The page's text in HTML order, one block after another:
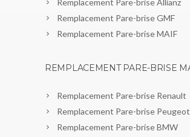
Remplacement Pare-brise Allianz
Remplacement Pare-brise GMF
Remplacement Pare-brise MAIF
REMPLACEMENT PARE-BRISE
Remplacement Pare-brise Renault
Remplacement Pare-brise Peugeot
Remplacement Pare-brise BMW